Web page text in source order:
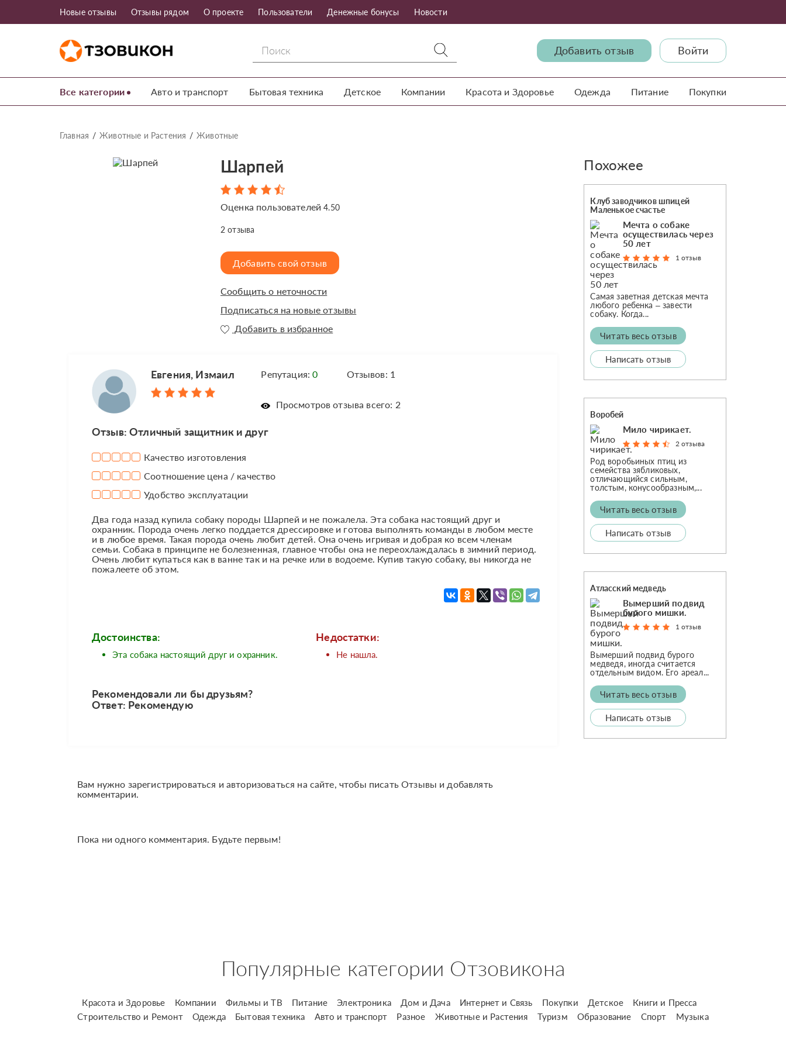
Новые отзывы Отзывы рядом О проекте Пользователи Денежные бонусы Новости
Добавить отзыв Войти
Все категории Авто и транспорт Бытовая техника Детское Компании Красота и Здоровье Одежда Питание Покупки
Главная Животные и Растения Животные
Шарпей
Оценка пользователей4.50
2 отзыва
Добавить свой отзыв
Сообщить о неточности
Подписаться на новые отзывы
Добавить в избранное
Евгения, Измаил Репутация:0 Отзывов: 1
Просмотров отзыва всего: 2
Отзыв: Отличный защитник и друг
Качество изготовления
Соотношение цена / качество
Удобство эксплуатации
Два года назад купила собаку породы Шарпей и не пожалела. Эта собака настоящий друг и
охранник. Порода очень легко поддается дрессировке и готова выполнять команды в любом месте
и в любое время. Такая порода очень любит детей. Она очень игривая и добрая ко всем членам
семьи. Собака в принципе не болезненная, главное чтобы она не переохлаждалась в зимний период.
Очень любит купаться как в ванне так и на речке или в водоеме. Купив такую собаку, вы никогда не
пожалеете об этом.
Достоинства:
Эта собака настоящий друг и охранник.
Недостатки:
Не нашла.
Рекомендовали ли бы друзьям?
Ответ: Рекомендую
Вам нужно зарегистрироваться и авторизоваться на сайте, чтобы писать Отзывы и добавлять
комментарии.
Пока ни одного комментария. Будьте первым!
Похожее
Клуб заводчиков шпицей
Маленькое счастье
Мечта о собаке
осуществилась через
50 лет
1 отзыв
Самая заветная детская мечта
любого ребенка – завести
собаку. Когда...
Читать весь отзыв
Написать отзыв
Воробей
Мило чирикает.
2 отзыва
Род воробьиных птиц из
семейства зябликовых,
отличающийся сильным,
толстым, конусообразным,...
Читать весь отзыв
Написать отзыв
Атласский медведь
Вымерший подвид
бурого мишки.
1 отзыв
Вымерший подвид бурого
медведя, иногда считается
отдельным видом. Его ареал...
Читать весь отзыв
Написать отзыв
Популярные категории Отзовикона
Красота и Здоровье Компании Фильмы и ТВ Питание Электроника Дом и Дача Интернет и Связь Покупки Детское
Книги и Пресса
Строительство и Ремонт
Одежда Бытовая техника Авто и транспорт Разное Животные и Растения Туризм Образование Спорт Музыка